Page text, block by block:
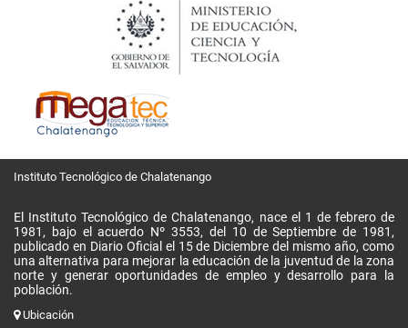
Instituto Tecnológico de Chalatenango
El Instituto Tecnológico de Chalatenango, nace el 1 de febrero de
1981, bajo el acuerdo Nº 3553, del 10 de Septiembre de 1981,
publicado en Diario Oficial el 15 de Diciembre del mismo año, como
una alternativa para mejorar la educación de la juventud de la zona
norte y generar oportunidades de empleo y desarrollo para la
población.
Ubicación